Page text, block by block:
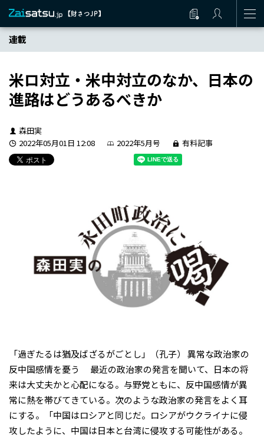
連載
米ロ対立・米中対立のなか、日本の
進路はどうあるべきか
森田実
2022年05月01日 12:08
2022年5月号 有料記事
「過ぎたるは猶及ばざるがごとし」（孔子） 異常な政治家の
反中国感情を憂う 最近の政治家の発言を聞いて、日本の将
来は大丈夫かと心配になる。与野党ともに、反中国感情が異
常に熱を帯びてきている。次のような政治家の発言をよく耳
にする。「中国はロシアと同じだ。ロシアがウクライナに侵
攻したように、中国は日本と台湾に侵攻する可能性がある。